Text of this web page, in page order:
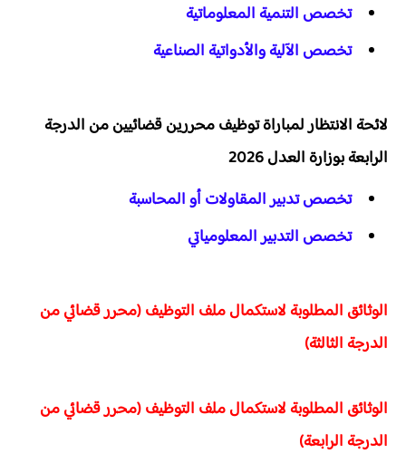
تخصص التنمية المعلوماتية
تخصص الآلية والأدواتية الصناعية
لائحة الانتظار لمباراة توظيف محررين قضائيين من الدرجة
الرابعة بوزارة العدل 2026
تخصص تدبير المقاولات أو المحاسبة
تخصص التدبير المعلومياتي
الوثائق المطلوبة لاستكمال ملف التوظيف (محرر قضائي من
الدرجة الثالثة)
الوثائق المطلوبة لاستكمال ملف التوظيف (محرر قضائي من
الدرجة الرابعة)